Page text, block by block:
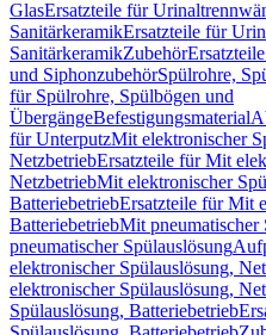
GlasErsatzteile für
SanitärkeramikErsatzteile für
SanitärkeramikZubehör
und SiphonzubehörSpülrohre,
für Spülrohre, Spülbögen und
ÜbergängeBefestigungsmaterial
für UnterputzMit elektronischer
NetzbetriebErsatzteile für Mit
NetzbetriebMit elektronischer
BatteriebetriebErsatzteile für Mit
BatteriebetriebMit pneumatischer
pneumatischer Spülauslösung
elektronischer Spülauslösung,
elektronischer Spülauslösung,
Spülauslösung, Batteriebetrieb